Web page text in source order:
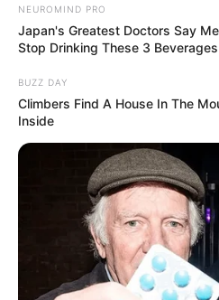
NEUROMIND PRO
Japan's Greatest Doctors Say
Stop Drinking These 3 Beverages
BUZZ DAY
Climbers Find A House In The
Inside